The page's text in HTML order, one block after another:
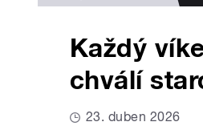
Každý
chválí
23. duben 2026